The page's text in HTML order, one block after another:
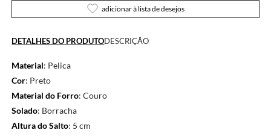
adicionar à lista de desejos
DETALHES DO PRODUTODESCRIÇÃO
Material: Pelica
Cor: Preto
Material do Forro: Couro
Solado: Borracha
Altura do Salto: 5 cm